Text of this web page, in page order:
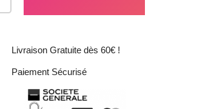
Livraison Gratuite dès 60€ !
Paiement Sécurisé